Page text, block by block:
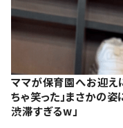
ママが保育園へお迎
ちゃ笑った」まさかの
渋滞すぎるw」